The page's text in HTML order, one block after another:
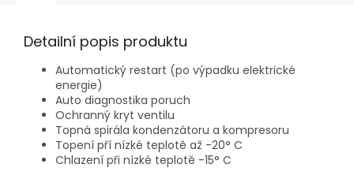
Detailní popis produktu
Automatický restart (po výpadku elektrické
energie)
Auto diagnostika poruch
Ochranný kryt ventilu
Topná spirála kondenzátoru a kompresoru
Topení pří nízké teplotě až -20° C
Chlazení při nízké teplotě -15° C